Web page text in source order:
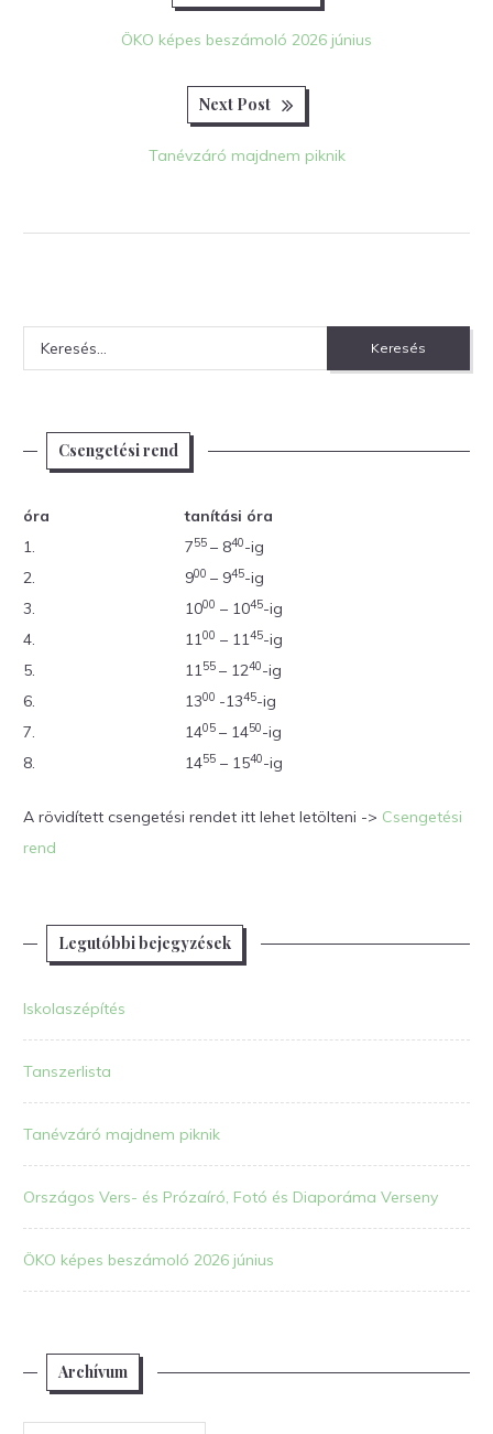
navigációÖKO képes beszámoló 2026 június
Next Post
Tanévzáró majdnem piknik
Keresés:
Csengetési rend
óra
tanítási óra
1.
755 – 840-ig
2.
900 – 945-ig
3.
1000 – 1045-ig
4.
1100 – 1145-ig
5.
1155 – 1240-ig
6.
1300 -1345-ig
7.
1405 – 1450-ig
8.
1455 – 1540-ig
A rövidített csengetési rendet itt lehet letölteni -> Csengetési
rend
Legutóbbi bejegyzések
Iskolaszépítés
Tanszerlista
Tanévzáró majdnem piknik
Országos Vers- és Prózaíró, Fotó és Diaporáma Verseny
ÖKO képes beszámoló 2026 június
Archívum